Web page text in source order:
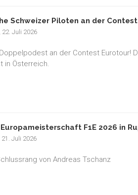
Schweizer Piloten an der
22. Juli 2026
an der Contest Eurotour!
in Österreich.
F1E 2026 in
21. Juli 2026
von Andreas Tschanz